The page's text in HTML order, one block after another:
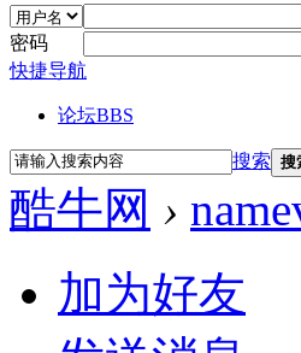
密码
快捷导航
论坛BBS
搜索 搜
酷牛网 ›
加为好友